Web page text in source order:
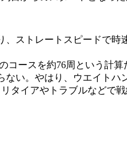
ストレートスピードで
コースを約76周という計
ない。やはり、ウエイト
タイアやトラブルなどで